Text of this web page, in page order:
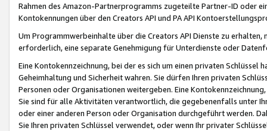
Rahmen des Amazon-Partnerprogramms zugeteilte Partner-ID oder
Kontokennungen über den Creators API und PA API
Um Programmwerbeinhalte über die Creators API Dienste zu
erforderlich, eine separate Genehmigung für Unterdienste oder
Eine Kontokennzeichnung, bei der es sich um einen privaten
Geheimhaltung und Sicherheit wahren. Sie dürfen Ihren privaten
Personen oder Organisationen weitergeben. Eine
Sie sind für alle Aktivitäten verantwortlich, die gegebenenfalls unter
oder einer anderen Person oder Organisation durchgeführt werden.
Sie Ihren privaten Schlüssel verwendet, oder wenn Ihr privater